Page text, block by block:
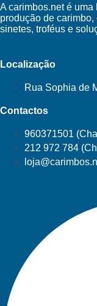
A carimbos.net é
produção de
sinetes, troféus e
Localização
Rua Sophia de
Contactos
960371501
212 972 784